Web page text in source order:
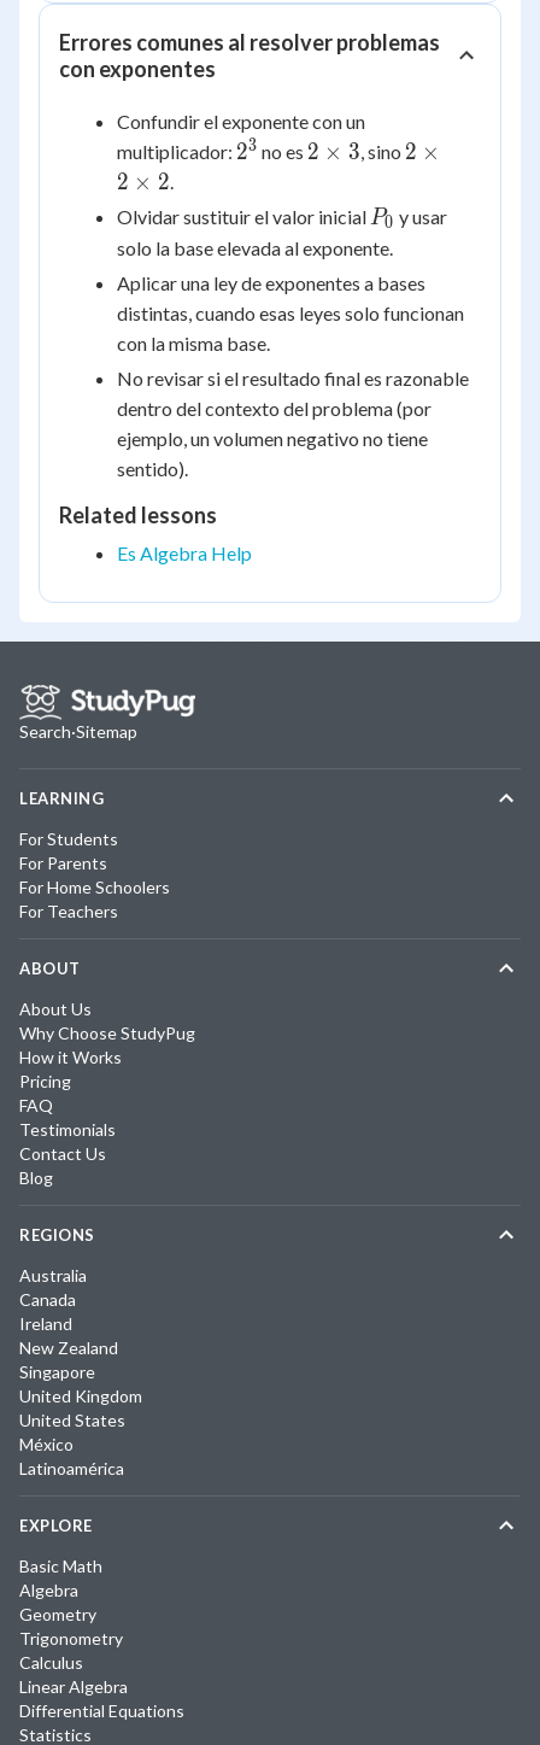
Errores comunes al resolver problemas
con exponentes
Confundir el exponente con un
multiplicador: 2^3
23 no es 2
2 × 3, sino 2
\times
2 ×
2 × 2.
Olvidar sustituir el valor inicial P_0
P0 y usar
solo la base elevada al exponente.
Aplicar una ley de exponentes a bases
distintas, cuando esas leyes solo funcionan
con la misma base.
No revisar si el resultado final es razonable
dentro del contexto del problema (por
ejemplo, un volumen negativo no tiene
sentido).
Related lessons
Es Algebra Help
Search·Sitemap
LEARNING
For Students
For Parents
For Home Schoolers
For Teachers
ABOUT
About Us
Why Choose StudyPug
How it Works
Pricing
FAQ
Testimonials
Contact Us
Blog
REGIONS
Australia
Canada
Ireland
New Zealand
Singapore
United Kingdom
United States
México
Latinoamérica
EXPLORE
Basic Math
Algebra
Geometry
Trigonometry
Calculus
Linear Algebra
Differential Equations
Statistics